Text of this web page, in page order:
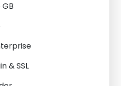
& SSL